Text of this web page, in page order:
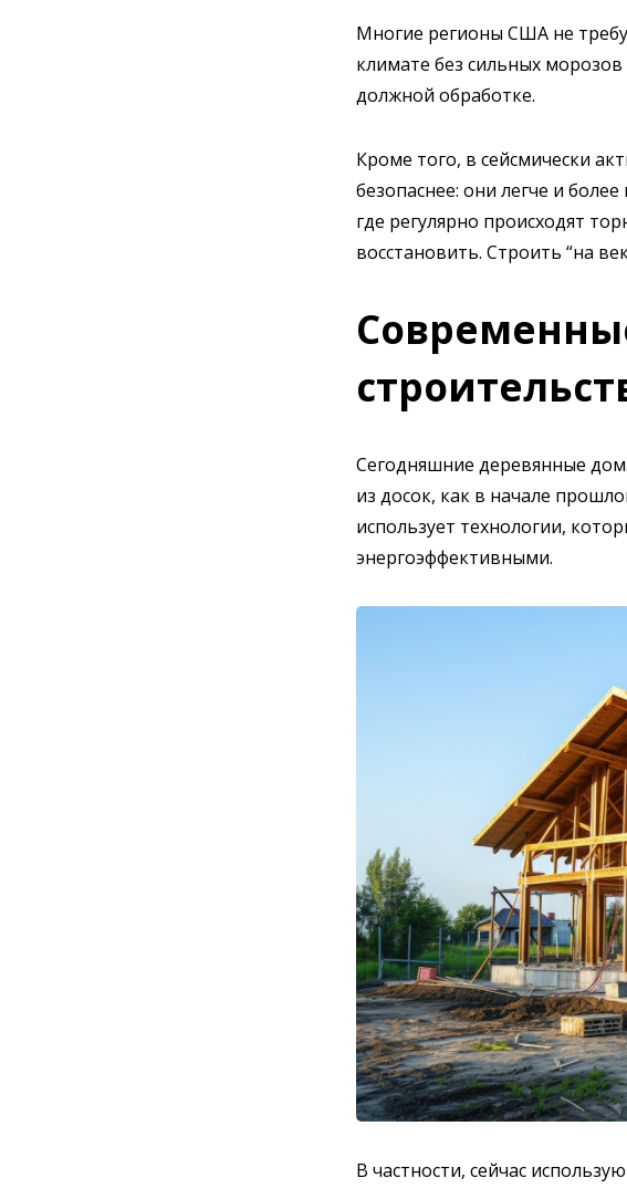
Многие регионы США не
климате без сильных
должной обработке.
Кроме того, в сейсмически
безопаснее: они легче и
где регулярно происходят
восстановить. Строить “на
Сегодняшние деревянные
из досок, как в начале
использует технологии,
энергоэффективными.
В частности, сейчас